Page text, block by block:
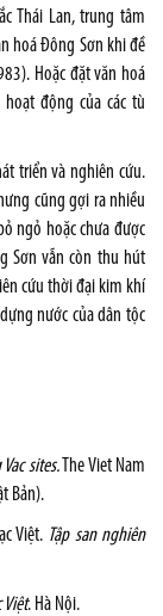
Thái Lan, trung tâm
hoá Đông Sơn khi đề
Hoặc đặt văn hoá
động của các tù
triển và nghiên cứu.
cũng gợi ra nhiều
ngỏ hoặc chưa được
Sơn vẫn còn thu hút
cứu thời đại kim khí
nước của dân tộc
sites.The Viet Nam
Bản).
Việt. Tập san nghiên
Việt. Hà Nội.